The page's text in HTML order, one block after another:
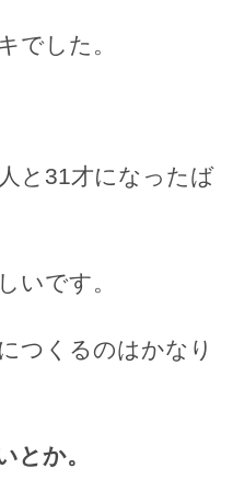
でした。
と31才になったば
いです。
つくるのはかなり
とか。